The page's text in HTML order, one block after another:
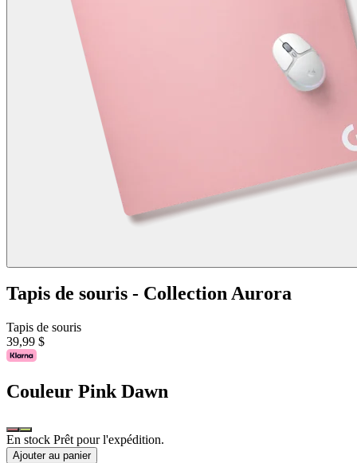
Tapis de souris - Collection Aurora
Tapis de souris
39,99 $
Couleur Pink Dawn
En stock Prêt pour l'expédition.
Ajouter au panier